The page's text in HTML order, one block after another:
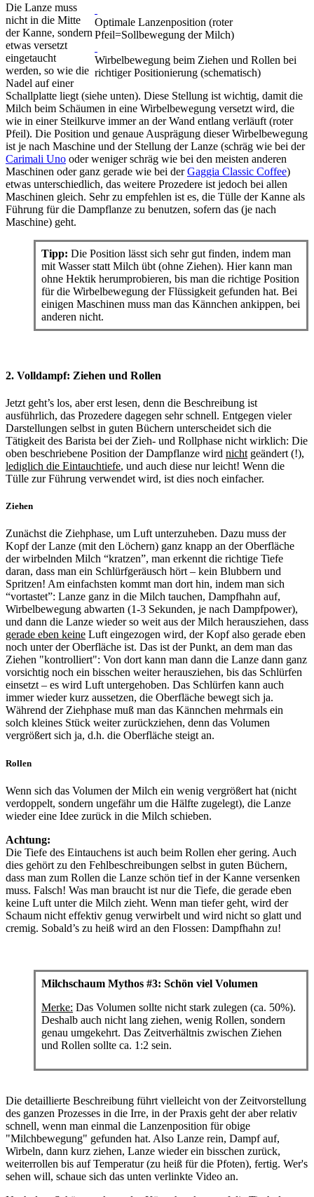
Optimale Lanzenposition (roter
Pfeil=Sollbewegung der Milch)
Wirbelbewegung beim Ziehen und Rollen bei
richtiger Positionierung (schematisch)
Die Lanze muss
nicht in die Mitte
der Kanne, sondern
etwas versetzt
eingetaucht
werden, so wie die
Nadel auf einer
Schallplatte liegt (siehe unten). Diese Stellung ist wichtig, damit die
Milch beim Schäumen in eine Wirbelbewegung versetzt wird, die
wie in einer Steilkurve immer an der Wand entlang verläuft (roter
Pfeil). Die Position und genaue Ausprägung dieser Wirbelbewegung
ist je nach Maschine und der Stellung der Lanze (schräg wie bei der
Carimali Uno oder weniger schräg wie bei den meisten anderen
Maschinen oder ganz gerade wie bei derGaggia Classic Coffee)
etwas unterschiedlich, das weitere Prozedere ist jedoch bei allen
Maschinen gleich. Sehr zu empfehlen ist es, die Tülle der Kanne als
Führung für die Dampflanze zu benutzen, sofern das (je nach
Maschine) geht.
Tipp: Die Position lässt sich sehr gut finden, indem man
mit Wasser statt Milch übt (ohne Ziehen). Hier kann man
ohne Hektik herumprobieren, bis man die richtige Position
für die Wirbelbewegung der Flüssigkeit gefunden hat. Bei
einigen Maschinen muss man das Kännchen ankippen, bei
anderen nicht.
2. Volldampf: Ziehen und Rollen
Jetzt geht’s los, aber erst lesen, denn die Beschreibung ist
ausführlich, das Prozedere dagegen sehr schnell. Entgegen vieler
Darstellungen selbst in guten Büchern unterscheidet sich die
Tätigkeit des Barista bei der Zieh- und Rollphase nicht wirklich: Die
oben beschriebene Position der Dampflanze wird nicht geändert (!),
lediglich die Eintauchtiefe, und auch diese nur leicht! Wenn die
Tülle zur Führung verwendet wird, ist dies noch einfacher.
Ziehen
Zunächst die Ziehphase, um Luft unterzuheben. Dazu muss der
Kopf der Lanze (mit den Löchern) ganz knapp an der Oberfläche
der wirbelnden Milch “kratzen”, man erkennt die richtige Tiefe
daran, dass man ein Schlürfgeräusch hört – kein Blubbern und
Spritzen! Am einfachsten kommt man dort hin, indem man sich
“vortastet”: Lanze ganz in die Milch tauchen, Dampfhahn auf,
Wirbelbewegung abwarten (1-3 Sekunden, je nach Dampfpower),
und dann die Lanze wieder so weit aus der Milch herausziehen, dass
gerade eben keine Luft eingezogen wird, der Kopf also gerade eben
noch unter der Oberfläche ist. Das ist der Punkt, an dem man das
Ziehen "kontrolliert": Von dort kann man dann die Lanze dann ganz
vorsichtig noch ein bisschen weiter herausziehen, bis das Schlürfen
einsetzt – es wird Luft untergehoben. Das Schlürfen kann auch
immer wieder kurz aussetzen, die Oberfläche bewegt sich ja.
Während der Ziehphase muß man das Kännchen mehrmals ein
solch kleines Stück weiter zurückziehen, denn das Volumen
vergrößert sich ja, d.h. die Oberfläche steigt an.
Rollen
Wenn sich das Volumen der Milch ein wenig vergrößert hat (nicht
verdoppelt, sondern ungefähr um die Hälfte zugelegt), die Lanze
wieder eine Idee zurück in die Milch schieben.
Achtung:
Die Tiefe des Eintauchens ist auch beim Rollen eher gering. Auch
dies gehört zu den Fehlbeschreibungen selbst in guten Büchern,
dass man zum Rollen die Lanze schön tief in der Kanne versenken
muss. Falsch! Was man braucht ist nur die Tiefe, die gerade eben
keine Luft unter die Milch zieht. Wenn man tiefer geht, wird der
Schaum nicht effektiv genug verwirbelt und wird nicht so glatt und
cremig. Sobald’s zu heiß wird an den Flossen: Dampfhahn zu!
Milchschaum Mythos #3: Schön viel Volumen
Merke: Das Volumen sollte nicht stark zulegen (ca. 50%).
Deshalb auch nicht lang ziehen, wenig Rollen, sondern
genau umgekehrt. Das Zeitverhältnis zwischen Ziehen
und Rollen sollte ca. 1:2 sein.
Die detaillierte Beschreibung führt vielleicht von der Zeitvorstellung
des ganzen Prozesses in die Irre, in der Praxis geht der aber relativ
schnell, wenn man einmal die Lanzenposition für obige
"Milchbewegung" gefunden hat. Also Lanze rein, Dampf auf,
Wirbeln, dann kurz ziehen, Lanze wieder ein bisschen zurück,
weiterrollen bis auf Temperatur (zu heiß für die Pfoten), fertig. Wer's
sehen will, schaue sich das unten verlinkte Video an.